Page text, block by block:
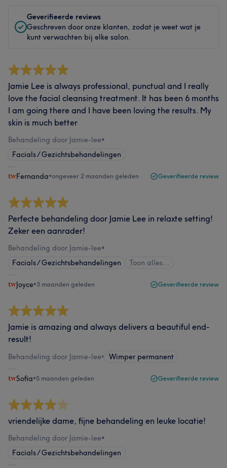
Geverifieerde reviews
Geschreven door onze klanten, zodat je weet wat je
kunt verwachten bij elke salon.
Jamie Lee is always professional, punctual and I really
love the facial cleansing treatment. It has been 6 months
I am going there and I have been loving the results. My
skin is much better
Behandeling door Jamie-lee•
Facials / Gezichtsbehandelingen
Fernanda•ongeveer 2 maanden geleden Geverifieerde review
Perfecte behandeling door Jamie Lee in relaxte setting!
Zeker een aanrader!
Behandeling door Jamie-lee•
Facials / Gezichtsbehandelingen
Toon alles…
Joyce•3 maanden geleden Geverifieerde review
Jamie is amazing and always delivers a beautiful end-
result!
Behandeling door Jamie-lee• Wimper permanent
Sofia•5 maanden geleden Geverifieerde review
vriendelijke dame, fijne behandeling en leuke locatie!
Behandeling door Jamie-lee•
Facials / Gezichtsbehandelingen